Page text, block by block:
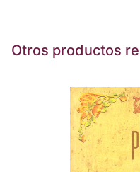
Otros productos